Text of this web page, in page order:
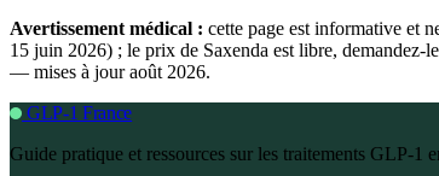
Avertissement médical : cette page est informative et
15 juin 2026) ; le prix de Saxenda est libre,
— mises à jour août 2026.
GLP-1 France
Guide pratique et ressources sur les traitements GLP-1